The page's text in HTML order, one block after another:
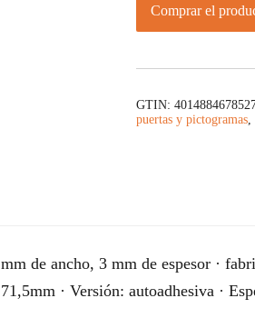
Comprar el
GTIN:
puertas y pictogramas,
de ancho, 3 mm de espesor ·
· Versión: autoadhesiva ·